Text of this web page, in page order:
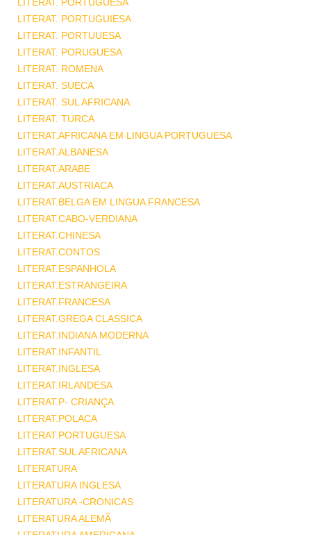
LITERAT. PORTUGUIESA
LITERAT. PORTUUESA
LITERAT. PORUGUESA
LITERAT. ROMENA
LITERAT. SUECA
LITERAT. SUL AFRICANA
LITERAT. TURCA
LITERAT.AFRICANA EM LINGUA PORTUGUESA
LITERAT.ALBANESA
LITERAT.ARABE
LITERAT.AUSTRIACA
LITERAT.BELGA EM LINGUA FRANCESA
LITERAT.CABO-VERDIANA
LITERAT.CHINESA
LITERAT.CONTOS
LITERAT.ESPANHOLA
LITERAT.ESTRANGEIRA
LITERAT.FRANCESA
LITERAT.GREGA CLASSICA
LITERAT.INDIANA MODERNA
LITERAT.INFANTIL
LITERAT.INGLESA
LITERAT.IRLANDESA
LITERAT.P- CRIANÇA
LITERAT.POLACA
LITERAT.PORTUGUESA
LITERAT.SUL AFRICANA
LITERATURA
LITERATURA INGLESA
LITERATURA -CRONICAS
LITERATURA ALEMÃ